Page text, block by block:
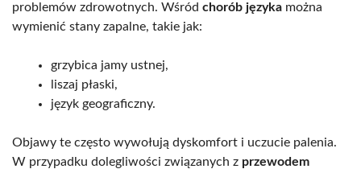
problemów zdrowotnych. Wśród chorób języka można
wymienić stany zapalne, takie jak:
grzybica jamy ustnej,
liszaj płaski,
język geograficzny.
Objawy te często wywołują dyskomfort i uczucie palenia.
W przypadku dolegliwości związanych z przewodem